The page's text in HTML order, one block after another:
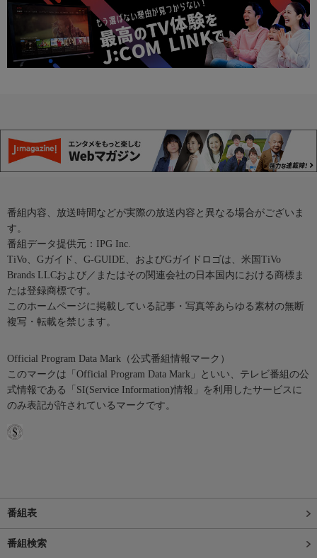
番組内容、放送時間などが実際の放送内容と異なる場合がございま
す。
番組データ提供元：IPG Inc.
TiVo、Gガイド、G-GUIDE、およびGガイドロゴは、米国TiVo
Brands LLCおよび／またはその関連会社の日本国内における商標ま
たは登録商標です。
このホームページに掲載している記事・写真等あらゆる素材の無断
複写・転載を禁じます。
Official Program Data Mark（公式番組情報マーク）
このマークは「Official Program Data Mark」といい、テレビ番組の公
式情報である「SI(Service Information)情報」を利用したサービスに
のみ表記が許されているマークです。
番組表
番組検索